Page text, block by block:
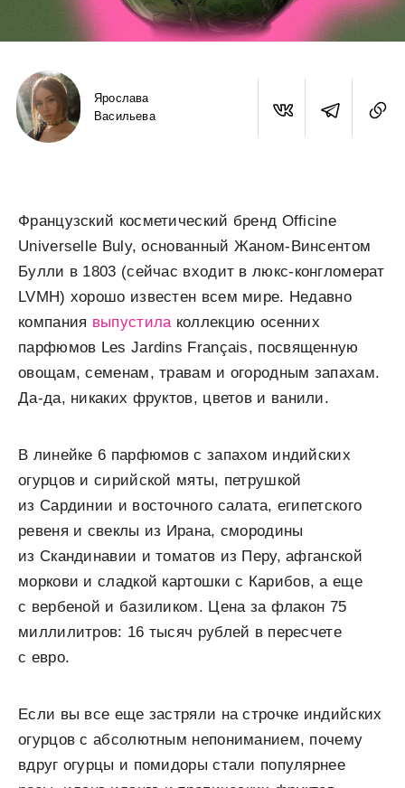
Ярослава
Васильева
Французский косметический бренд Officine
Universelle Buly, основанный Жаном-Винсентом
Булли в 1803 (сейчас входит в люкс-конгломерат
LVMH) хорошо известен всем мире. Недавно
компания выпустила коллекцию осенних
парфюмов Les Jardins Français, посвященную
овощам, семенам, травам и огородным запахам.
Да-да, никаких фруктов, цветов и ванили.
В линейке 6 парфюмов с запахом индийских
огурцов и сирийской мяты, петрушкой
из Сардинии и восточного салата, египетского
ревеня и свеклы из Ирана, смородины
из Скандинавии и томатов из Перу, афганской
моркови и сладкой картошки с Карибов, а еще
с вербеной и базиликом. Цена за флакон 75
миллилитров: 16 тысяч рублей в пересчете
с евро.
Если вы все еще застряли на строчке индийских
огурцов с абсолютным непониманием, почему
вдруг огурцы и помидоры стали популярнее